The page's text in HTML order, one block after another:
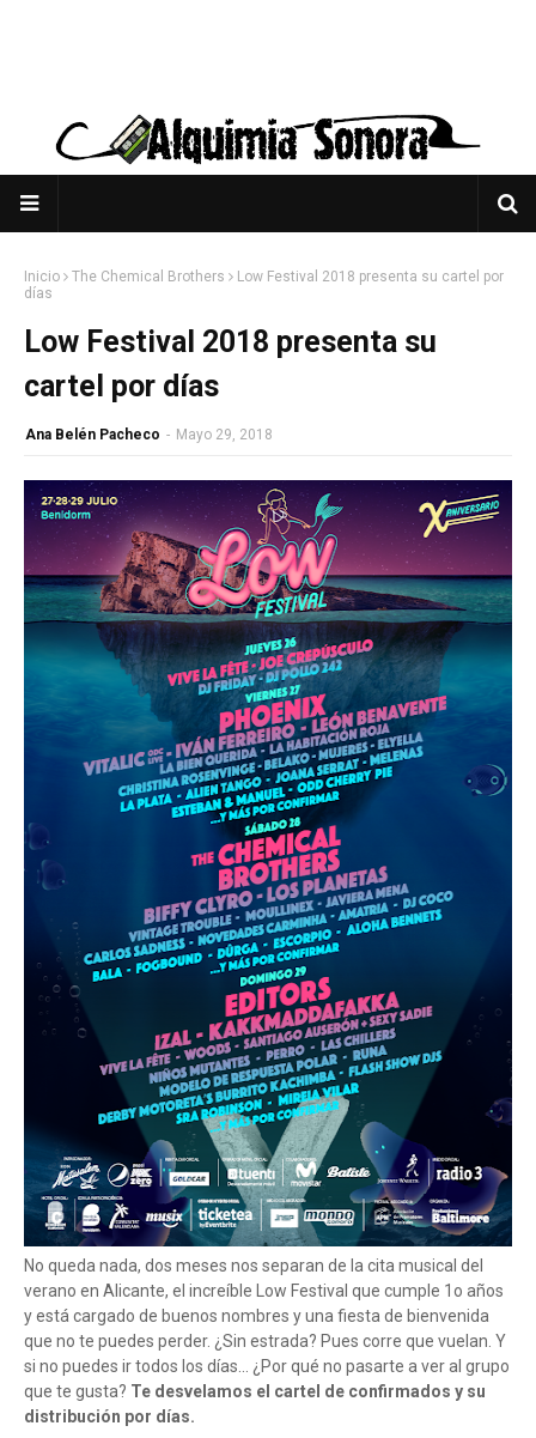
Inicio The Chemical Brothers
Low Festival 2018 presenta su cartel por
días
Low Festival 2018 presenta su
cartel por días
Ana Belén Pacheco - Mayo 29, 2018
No queda nada, dos meses nos separan de la cita musical del
verano en Alicante, el increíble Low Festival que cumple 1o años
y está cargado de buenos nombres y una fiesta de bienvenida
que no te puedes perder. ¿Sin estrada? Pues corre que vuelan. Y
si no puedes ir todos los días... ¿Por qué no pasarte a ver al grupo
que te gusta? Te desvelamos el cartel de confirmados y su
distribución por días.